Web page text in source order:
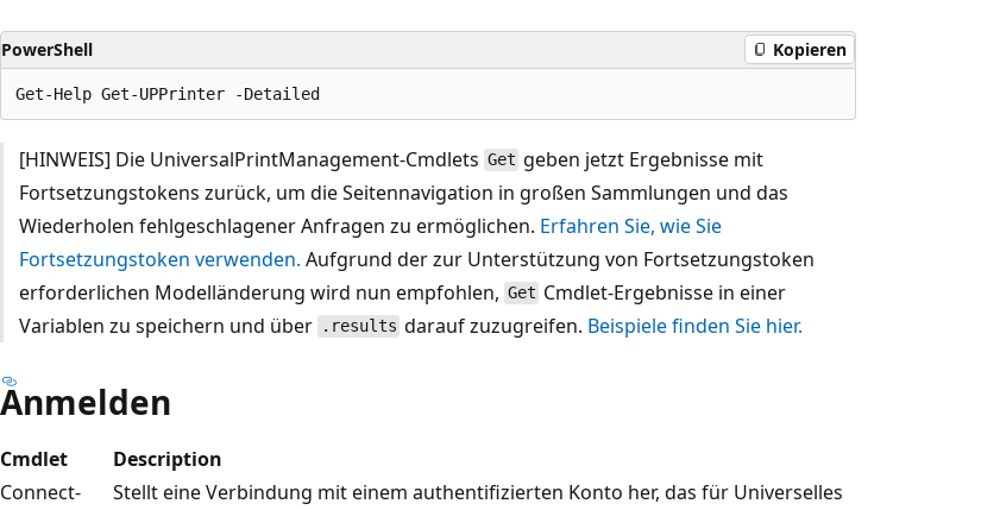
PowerShell Kopieren
[HINWEIS] Die UniversalPrintManagement-Cmdlets Get geben jetzt Ergebnisse mit
Fortsetzungstokens zurück, um die Seitennavigation in großen Sammlungen und das
Wiederholen fehlgeschlagener Anfragen zu ermöglichen. Erfahren Sie, wie Sie
Fortsetzungstoken verwenden. Aufgrund der zur Unterstützung von Fortsetzungstoken
erforderlichen Modelländerung wird nun empfohlen, Get Cmdlet-Ergebnisse in einer
Variablen zu speichern und über
.results darauf zuzugreifen. Beispiele finden Sie hier.
Anmelden
Cmdlet
Description
Connect-
Stellt eine Verbindung mit einem authentifizierten Konto her, das für Universelles